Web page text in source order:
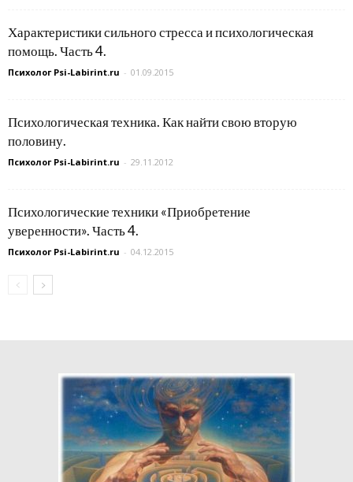
Характеристики сильного стресса и психологическая
помощь. Часть 4.
Психолог Psi-Labirint.ru - 01.09.2015
Психологическая техника. Как найти свою вторую
половину.
Психолог Psi-Labirint.ru - 29.11.2012
Психологические техники «Приобретение
уверенности». Часть 4.
Психолог Psi-Labirint.ru - 04.12.2015